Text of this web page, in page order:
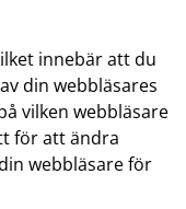
innebär att du
din webbläsares
vilken webbläsare
för att ändra
webbläsare för